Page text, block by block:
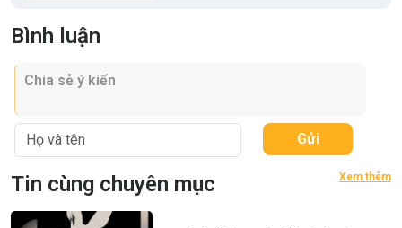
Bình luận
Gửi
Tin cùng chuyên mục Xem thêm